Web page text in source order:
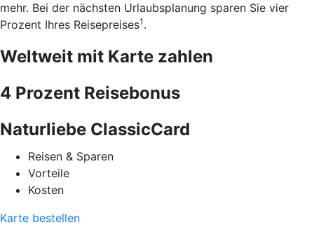
mehr. Bei der nächsten Urlaubsplanung sparen Sie vier
Prozent Ihres Reisepreises1 .
Weltweit mit Karte zahlen
4 Prozent Reisebonus
Naturliebe ClassicCard
Reisen & Sparen
Vorteile
Kosten
Karte bestellen